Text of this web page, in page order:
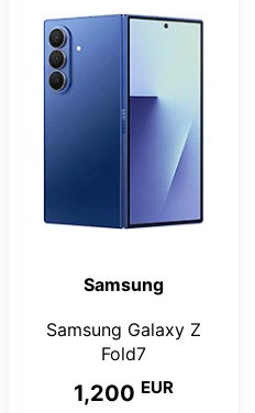
Samsung
Samsung Galaxy Z
Fold7
1,200 EUR